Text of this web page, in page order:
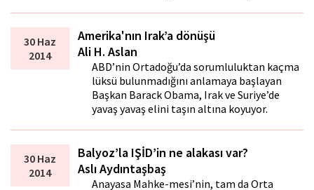
30 Haz
2014
Amerika'nın Irak’a dönüşü
Ali H. Aslan
ABD’nin Ortadoğu’da sorumluluktan kaçma
lüksü bulunmadığını anlamaya başlayan
Başkan Barack Obama, Irak ve Suriye’de
yavaş yavaş elini taşın altına koyuyor.
30 Haz
2014
Balyoz’la IŞİD’in ne alakası var?
Aslı Aydıntaşbaş
Anayasa Mahke-mesi’nin, tam da Orta